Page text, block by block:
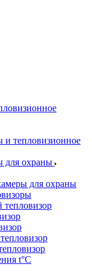
и тепловизионное
для охраны
для охраны
тепловизор
t°С